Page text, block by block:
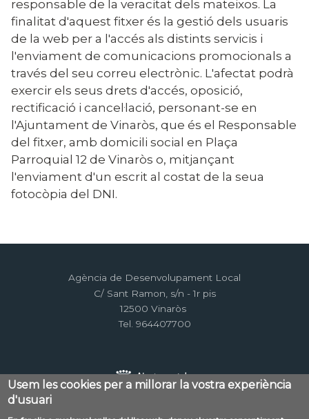
responsable de la veracitat dels mateixos. La
finalitat d'aquest fitxer és la gestió dels usuaris
de la web per a l'accés als distints servicis i
l'enviament de comunicacions promocionals a
través del seu correu electrònic. L'afectat podrà
exercir els seus drets d'accés, oposició,
rectificació i cancel·lació, personant-se en
l'Ajuntament de Vinaròs, que és el Responsable
del fitxer, amb domicili social en Plaça
Parroquial 12 de Vinaròs o, mitjançant
l'enviament d'un escrit al costat de la seua
fotocòpia del DNI.
Agència de Desenvolupament Local
C/ Sant Ramon, s/n - 1r pis
12500 Vinaròs
Tel. 964407700
Usem les cookies per a millorar la vostra experiència
d'usuari